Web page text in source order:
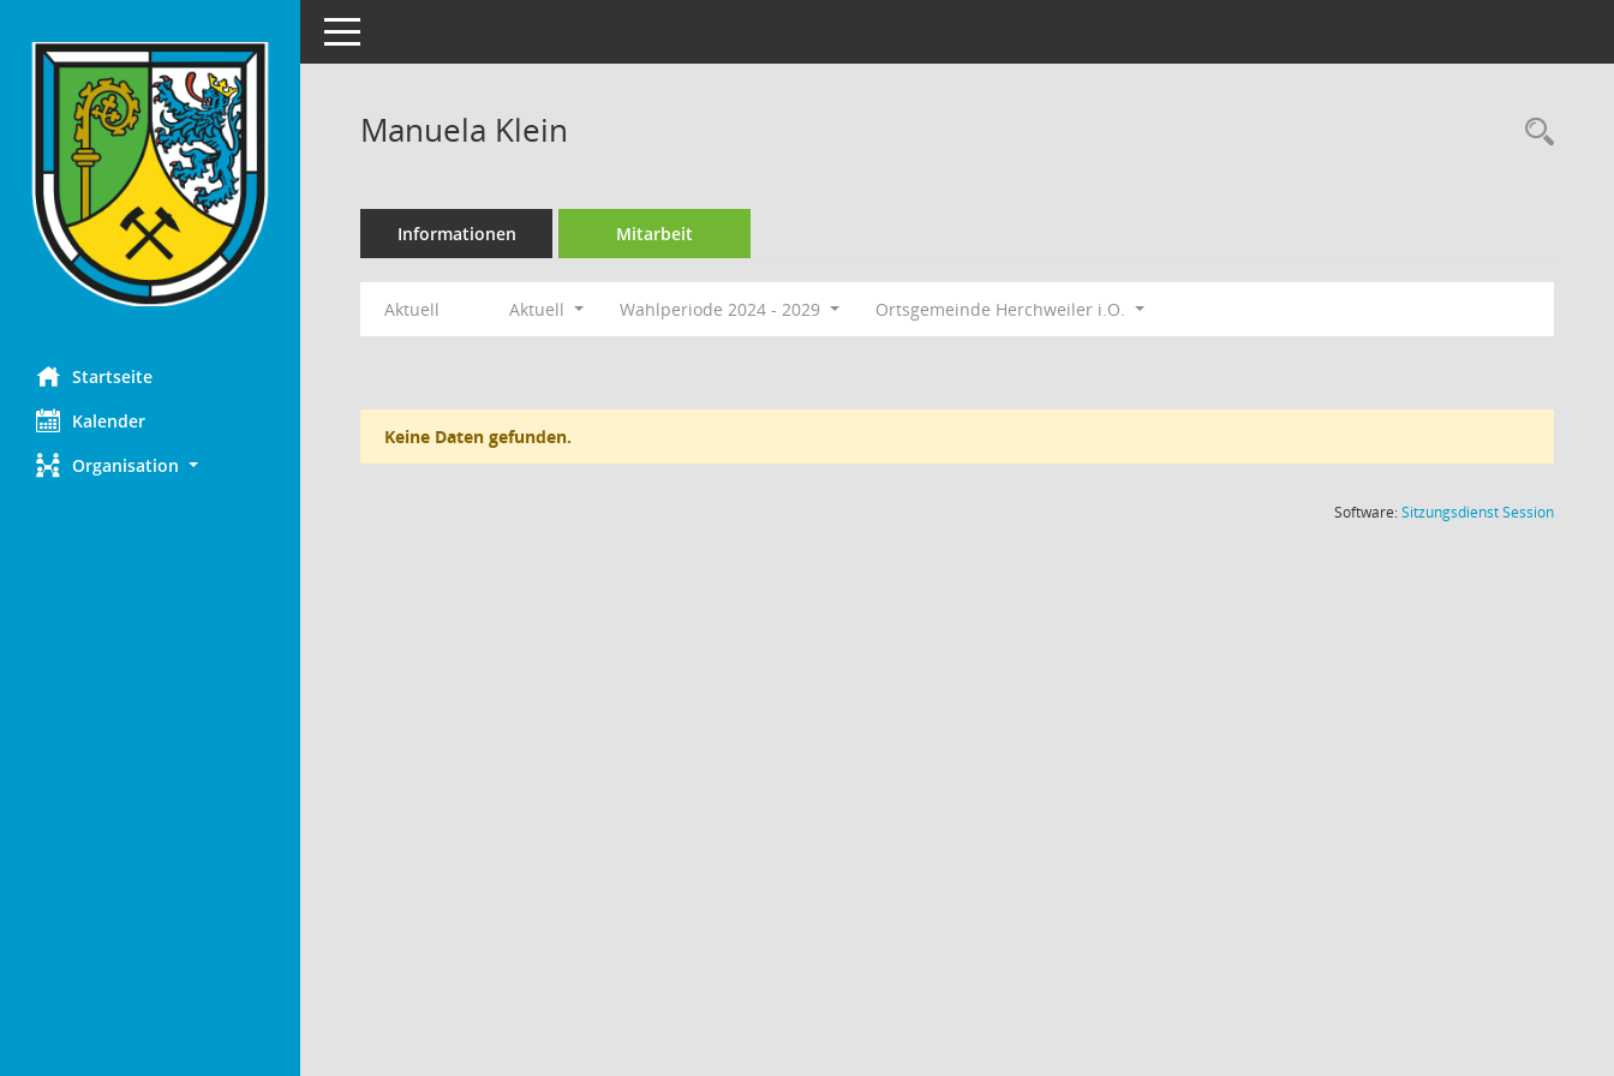
Startseite
Kalender
Organisation
Toggle navigation
Manuela Klein
Informationen Mitarbeit
Aktuell Aktuell Wahlperiode 2024 - 2029 Ortsgemeinde Herchweiler i.O.
Keine Daten gefunden.
Software:SitzungsdienstSession(Wird in